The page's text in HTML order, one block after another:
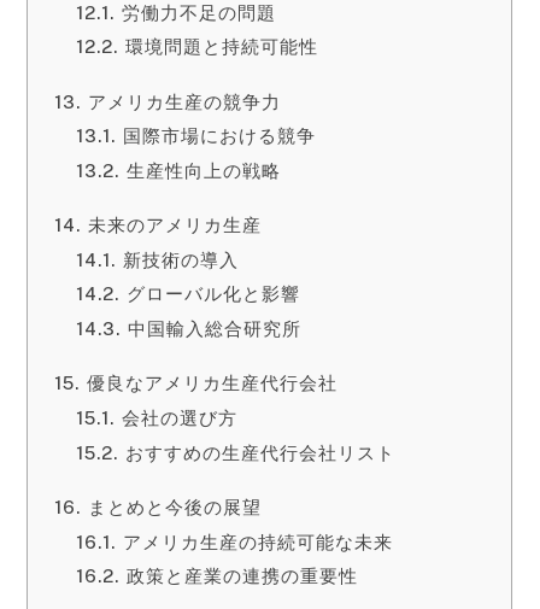
労働力不足の問題
環境問題と持続可能性
アメリカ生産の競争力
国際市場における競争
生産性向上の戦略
未来のアメリカ生産
新技術の導入
グローバル化と影響
中国輸入総合研究所
優良なアメリカ生産代行会社
会社の選び方
おすすめの生産代行会社リスト
まとめと今後の展望
アメリカ生産の持続可能な未来
政策と産業の連携の重要性